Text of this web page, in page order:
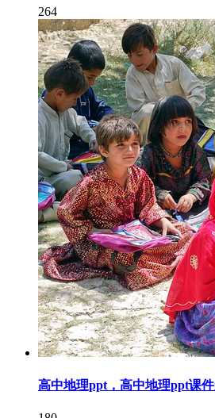
264
高中地理ppt，高中地理ppt课